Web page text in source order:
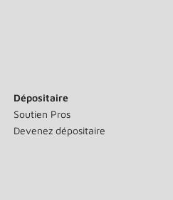
Dépositaire
Soutien Pros
Devenez dépositaire